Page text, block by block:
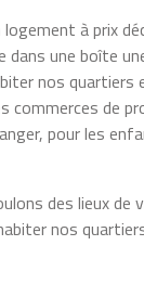
à prix
dans une boîte
nos quartiers
commerces de
pour les
des lieux de
nos